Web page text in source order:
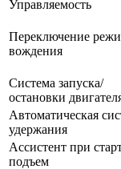
Управляемость
Переключение
вождения
Система запуска/
остановки
Автоматическая
удержания
Ассистент при
подъем